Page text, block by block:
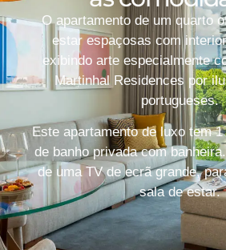
O apartamento de um quarto
estar espaçosas com
exibindo arte especialmente
Martinhal Residences por
portugueses.
Este apartamento de luxo tem
de banho privada com
de uma TV de ecrã grande,
sala de estar.